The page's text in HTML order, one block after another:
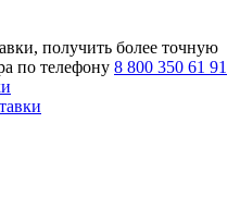
получить более точную
по телефону 8 800 350 61 91